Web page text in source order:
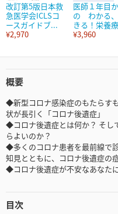
改訂第5版日本救
急医学会ICLSコ
ースガイドブ...
¥2,970
医師１年目
の わかる
きる！栄養
¥3,960
概要
◆新型コロナ感染症のもたらす
状が長引く「コロナ後遺症」
◆コロナ後遺症とは何か？ そし
らよいのか？
◆多くのコロナ患者を最前線で
知見とともに、コロナ後遺症の
◆コロナ後遺症が不安なあなた
目次